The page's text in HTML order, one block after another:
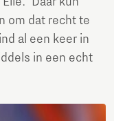
om dat recht te
al een keer in
in een echt